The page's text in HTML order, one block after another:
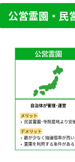
公営霊園・民